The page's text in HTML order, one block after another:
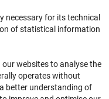
necessary for its technical
of statistical information
websites to analyse the
operates without
better understanding of